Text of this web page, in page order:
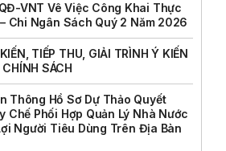
VNT Vê Việc Công Khai Thực
Chi Ngân Sách Quý 2 Năm 2026
TIẾP THU, GIẢI TRÌNH Ý KIẾN
SÁCH
Thông Hồ Sơ Dự Thảo Quyết
Chế Phối Hợp Quản Lý Nhà Nước
Người Tiêu Dùng Trên Địa Bàn